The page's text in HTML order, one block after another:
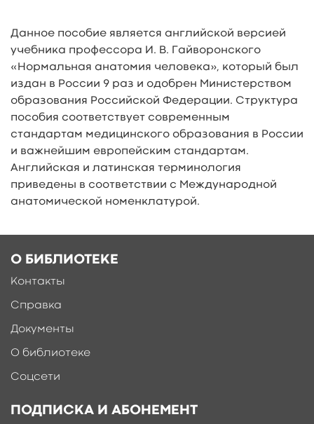
Ещё больше материалов после
Данное пособие является английской версией
учебника профессора И. В. Гайворонского
«Нормальная анатомия человека», который был
издан в России 9 раз и одобрен Министерством
образования Российской Федерации. Структура
пособия соответствует современным
стандартам медицинского образования в России
и важнейшим европейским стандартам.
Английская и латинская терминология
приведены в соответствии с Международной
анатомической номенклатурой.
О БИБЛИОТЕКЕ
Контакты
Справка
Документы
О библиотеке
Соцсети
ПОДПИСКА И АБОНЕМЕНТ